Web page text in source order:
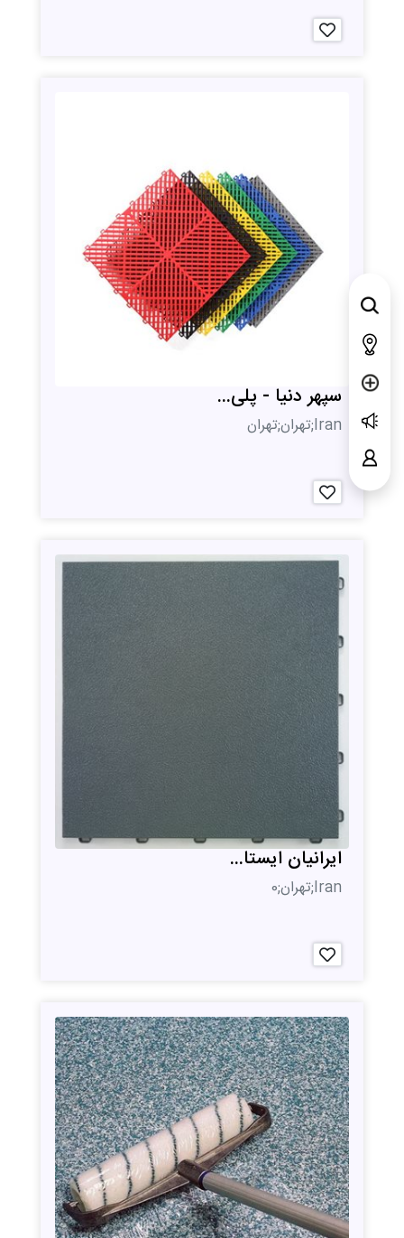
سپهر دنیا - پلی...
Iran;تهران;تهران
ایرانیان ایستا...
Iran;تهران;0